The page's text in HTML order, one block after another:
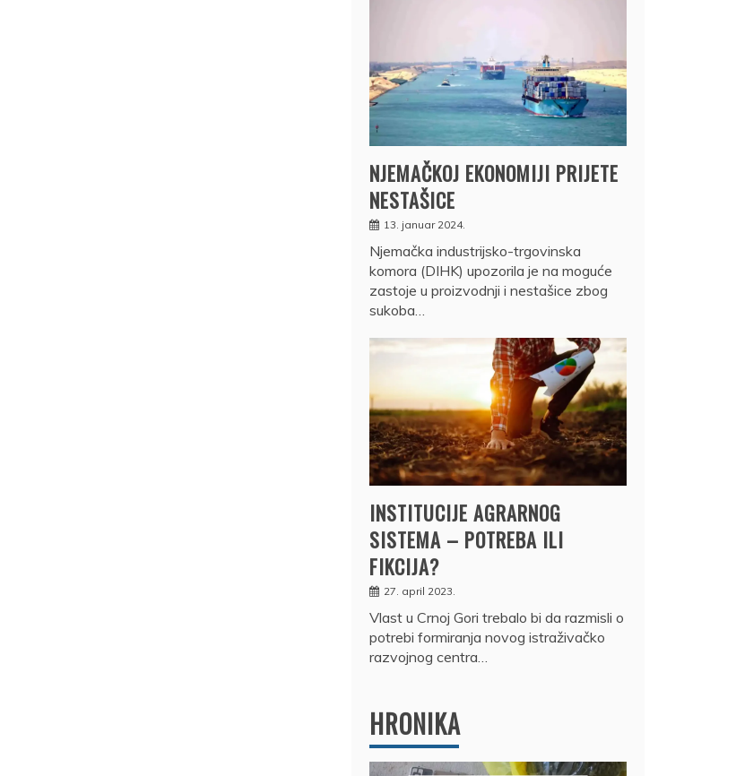
NJEMAČKOJ EKONOMIJI PRIJETE
NESTAŠICE
13. januar 2024.
Njemačka industrijsko-trgovinska
komora (DIHK) upozorila je na moguće
zastoje u proizvodnji i nestašice zbog
sukoba…
INSTITUCIJE AGRARNOG
SISTEMA – POTREBA ILI
FIKCIJA?
27. april 2023.
Vlast u Crnoj Gori trebalo bi da razmisli o
potrebi formiranja novog istraživačko
razvojnog centra…
HRONIKA